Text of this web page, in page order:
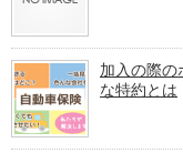
加入の際の
な特約とは